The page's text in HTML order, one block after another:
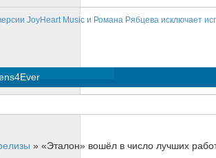
JoyHeart Music и Романа Рябцева исключает
» «Эталон» вошёл в число лучших